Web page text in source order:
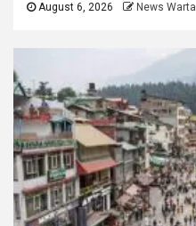
August 6, 2026 News Warta